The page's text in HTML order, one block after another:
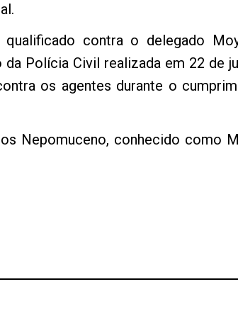
contra o delegado
Polícia Civil realizada em 22 de
os agentes durante o
Nepomuceno, conhecido como